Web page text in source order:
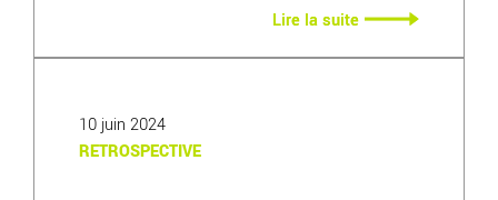
Lire la suite
Lire la suite
RETROSPECTIVE
10 juin 2024